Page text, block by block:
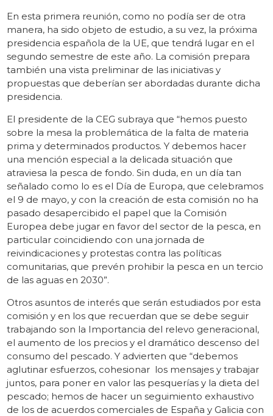
En esta primera reunión, como no podía ser de otra
manera, ha sido objeto de estudio, a su vez, la próxima
presidencia española de la UE, que tendrá lugar en el
segundo semestre de este año. La comisión prepara
también una vista preliminar de las iniciativas y
propuestas que deberían ser abordadas durante dicha
presidencia.
El presidente de la CEG subraya que “hemos puesto
sobre la mesa la problemática de la falta de materia
prima y determinados productos. Y debemos hacer
una mención especial a la delicada situación que
atraviesa la pesca de fondo. Sin duda, en un día tan
señalado como lo es el Día de Europa, que celebramos
el 9 de mayo, y con la creación de esta comisión no ha
pasado desapercibido el papel que la Comisión
Europea debe jugar en favor del sector de la pesca, en
particular coincidiendo con una jornada de
reivindicaciones y protestas contra las políticas
comunitarias, que prevén prohibir la pesca en un tercio
de las aguas en 2030”.
Otros asuntos de interés que serán estudiados por esta
comisión y en los que recuerdan que se debe seguir
trabajando son la Importancia del relevo generacional,
el aumento de los precios y el dramático descenso del
consumo del pescado. Y advierten que “debemos
aglutinar esfuerzos, cohesionar los mensajes y trabajar
juntos, para poner en valor las pesquerías y la dieta del
pescado; hemos de hacer un seguimiento exhaustivo
de los de acuerdos comerciales de España y Galicia con